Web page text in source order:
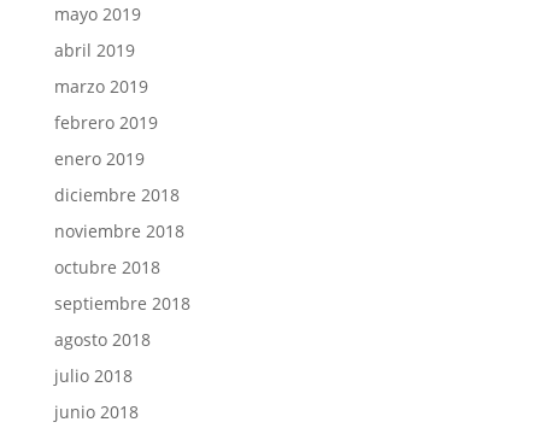
mayo 2019
abril 2019
marzo 2019
febrero 2019
enero 2019
diciembre 2018
noviembre 2018
octubre 2018
septiembre 2018
agosto 2018
julio 2018
junio 2018